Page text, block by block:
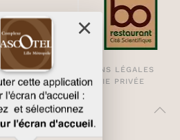
DE VENTE
MENTIONS LÉGALES
PLAN D'ACCÈS VIE PRIVÉE